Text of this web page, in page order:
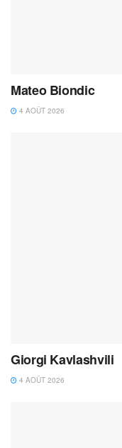
Mateo Biondic
4 AOÛT 2026
Giorgi Kavlashvili
4 AOÛT 2026